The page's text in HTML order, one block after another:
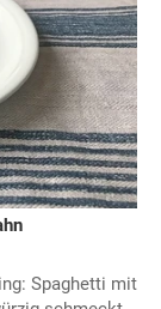
Spaghetti mit